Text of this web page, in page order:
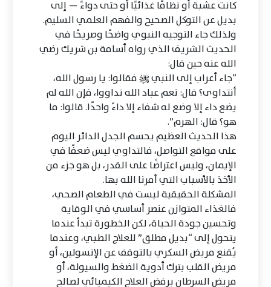
كانت عشبة أو نظامًا غذائيًا أو حتى دواءً — إلى
بديل عن التوكل الصحيح والفهم العلمي السليم.
ولذلك جاء التوجيه النبوي واضحًا وصريحًا في
الحديث الشريف الذي رواه أسامة بن شريك رضي
الله عنه حين قال:
“جاء أعراب إلى النبي ﷺ فقالوا: يا رسول الله،
أنتداوى؟ قال: نعم عباد الله تداووا، فإن الله لم
يضع داء إلا وضع له شفاء إلا داءً واحدًا. قالوا: ما
هو؟ قال: الهرم”.
هذا الحديث العظيم يحسم الجدل الدائر اليوم
على مواقع التواصل، فالتداوي ليس ضعفًا في
الإيمان، وليس اعتراضًا على القدر، بل هو جزء من
الأخذ بالأسباب التي أمرنا الله بها.
المشكلة الحقيقية ليست في الطعام الصحي،
فالغذاء المتوازن عنصر أساسي في الوقاية
وتحسين جودة الحياة، لكن الخطورة تبدأ عندما
يتحول إلى “بديل مطلق” للعلاج الطبي، وعندما
يُقنع مريض السكري بالتوقف عن الإنسولين، أو
مريض القلب بترك أدوية الضغط والسيولة، أو
مريض السرطان برفض العلاج الكيميائي لصالح